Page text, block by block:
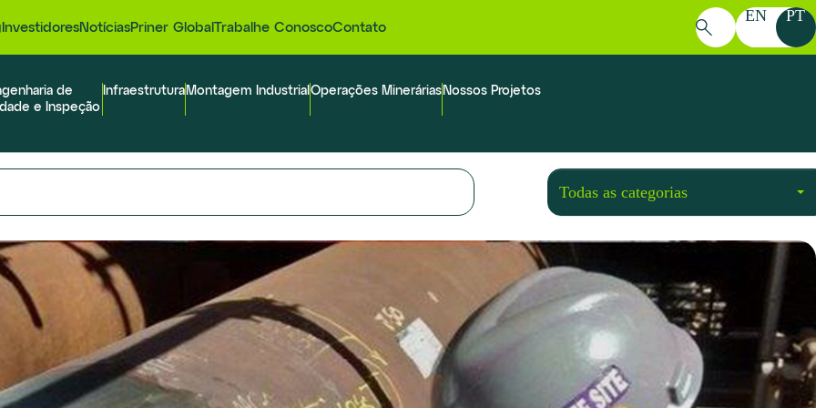
InvestidoresNotíciasPriner Global Trabalhe ConoscoContato
Pesquisar
por:
EN PT
de
e Inspeção
Infraestrutura Montagem Industrial Operações Minerárias Nossos Projetos
Todas as categorias